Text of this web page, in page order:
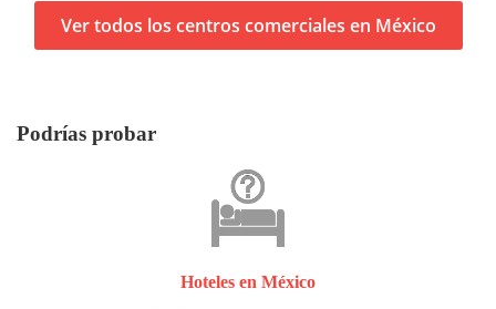
Ver todos los centros comerciales en México
Podrías probar
Hoteles en México